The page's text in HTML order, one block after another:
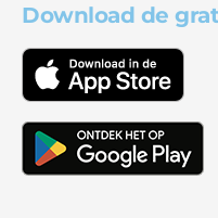
Download de